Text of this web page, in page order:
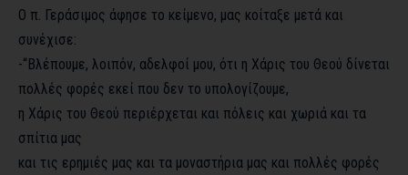
Ο π. Γεράσιμος άφησε το κείμενο, μας κοίταξε μετά και
συνέχισε:
-“Βλέπουμε, λοιπόν, αδελφοί μου, ότι η Χάρις του Θεού δίνεται
πολλές φορές εκεί που δεν το υπολογίζουμε,
η Χάρις του Θεού περιέρχεται και πόλεις και χωριά και τα
σπίτια μας
και τις ερημιές μας και τα μοναστήρια μας και πολλές φορές